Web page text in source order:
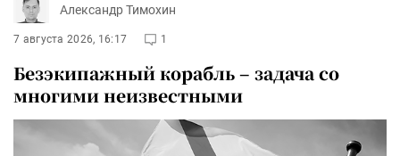
Александр Тимохин
7 августа 2026, 16:17 1
Безэкипажный корабль – задача со
многими неизвестными